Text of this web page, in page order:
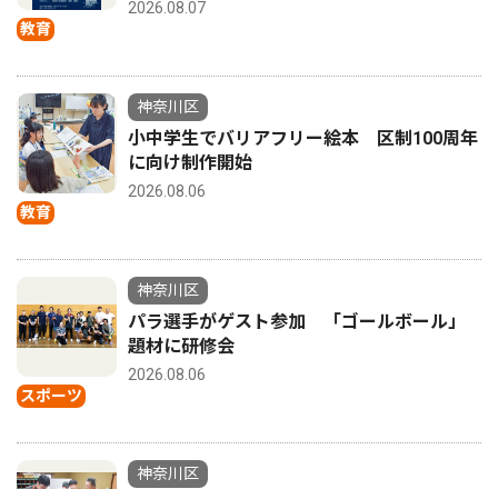
教育
2026.08.07
教育
神奈川区
小中学生でバリアフリー絵本 区制100周年
に向け制作開始
2026.08.06
スポーツ
神奈川区
パラ選手がゲスト参加 「ゴールボール」
題材に研修会
2026.08.06
神奈川区